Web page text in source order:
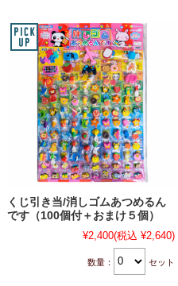
くじ引き当/消しゴムあつめるん
です（100個付＋おまけ５個）
¥2,400(税込 ¥2,640)
数量： セット